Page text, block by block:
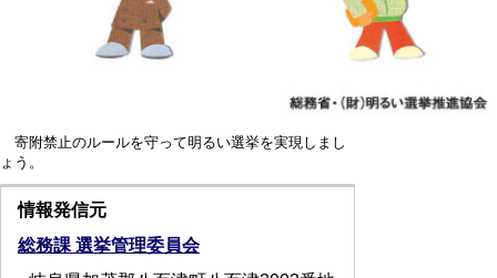
寄附禁止のルールを守って明るい選挙を実現しまし
ょう。
情報発信元
総務課 選挙管理委員会